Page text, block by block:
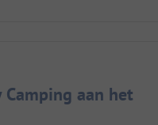
aan het